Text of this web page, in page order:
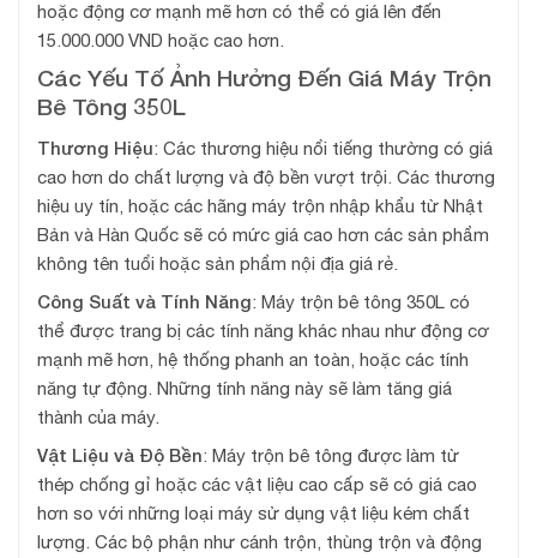
hoặc động cơ mạnh mẽ hơn có thể có giá lên đến
15.000.000 VND hoặc cao hơn.
Các Yếu Tố Ảnh Hưởng Đến Giá Máy Trộn
Bê Tông 350L
Thương Hiệu: Các thương hiệu nổi tiếng thường có giá
cao hơn do chất lượng và độ bền vượt trội. Các thương
hiệu uy tín, hoặc các hãng máy trộn nhập khẩu từ Nhật
Bản và Hàn Quốc sẽ có mức giá cao hơn các sản phẩm
không tên tuổi hoặc sản phẩm nội địa giá rẻ.
Công Suất và Tính Năng: Máy trộn bê tông 350L có
thể được trang bị các tính năng khác nhau như động cơ
mạnh mẽ hơn, hệ thống phanh an toàn, hoặc các tính
năng tự động. Những tính năng này sẽ làm tăng giá
thành của máy.
Vật Liệu và Độ Bền: Máy trộn bê tông được làm từ
thép chống gỉ hoặc các vật liệu cao cấp sẽ có giá cao
hơn so với những loại máy sử dụng vật liệu kém chất
lượng. Các bộ phận như cánh trộn, thùng trộn và động